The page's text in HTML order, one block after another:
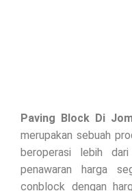
Paving Block Di
merupakan sebuah
beroperasi lebih
penawaran harga
conblock dengan